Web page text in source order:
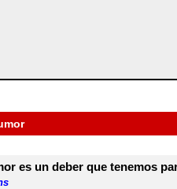
es un deber que tenemos